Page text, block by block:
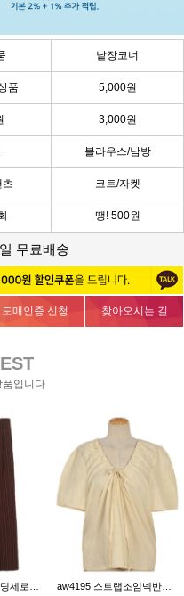
낱장코너
품 5,000원
3,000원
블라우스/남방
츠 코트/자켓
땡! 500원
무료배송
도매인증 신청 찾아오시는 길
품입니다